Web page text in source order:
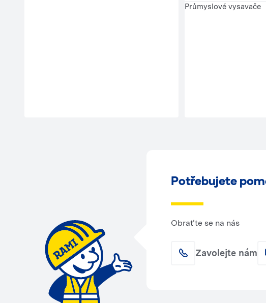
Průmyslové vysavače
Potřebujete
Obraťte se na nás
Zavolejte nám